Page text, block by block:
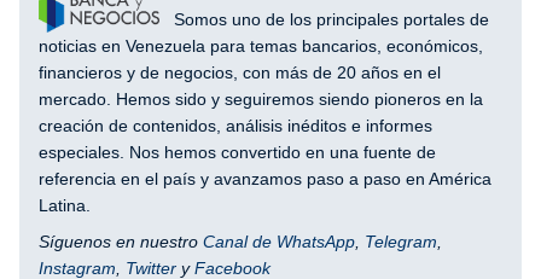
Somos uno de los principales portales de
noticias en Venezuela para temas bancarios, económicos,
financieros y de negocios, con más de 20 años en el
mercado. Hemos sido y seguiremos siendo pioneros en la
creación de contenidos, análisis inéditos e informes
especiales. Nos hemos convertido en una fuente de
referencia en el país y avanzamos paso a paso en América
Latina.
Síguenos en nuestro Canal de WhatsApp Telegram
Instagram
Twitter yFacebook